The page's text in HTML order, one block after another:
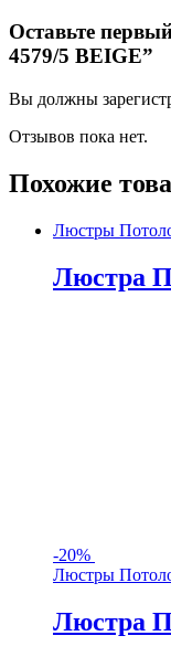
Оставьте
4579/5 BEIGE”
Вы должны
Отзывов пока нет.
Похожие
Люстры
Люстра
-20%
Люстры
Люстра